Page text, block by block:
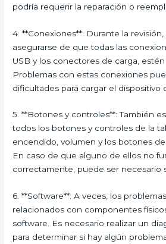
podría requerir la reparación o
4. **Conexiones**: Durante la
asegurarse de que todas las
USB y los conectores de carga,
Problemas con estas conexiones
dificultades para cargar el dispositivo
5. **Botones y controles**: También
todos los botones y controles de la
encendido, volumen y los botones
En caso de que alguno de ellos no
correctamente, puede ser necesario
6. **Software**: A veces, los
relacionados con componentes
software. Es necesario realizar un
para determinar si hay algún